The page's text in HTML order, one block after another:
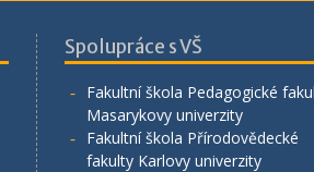
Spolupráce s VŠ
Fakultní škola Pedagogické
Masarykovy univerzity
Fakultní škola Přírodovědecké
fakulty Karlovy univerzity